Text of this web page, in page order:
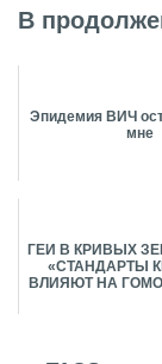
В
Эпидемия ВИЧ
мне
ГЕИ В КРИВЫХ
«СТАНДАРТЫ
ВЛИЯЮТ НА